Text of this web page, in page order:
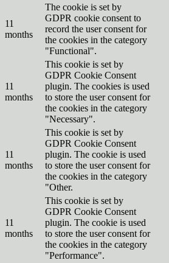
11
months
The cookie is set by
GDPR cookie consent to
record the user consent for
the cookies in the category
"Functional".
11
months
This cookie is set by
GDPR Cookie Consent
plugin. The cookies is used
to store the user consent for
the cookies in the category
"Necessary".
11
months
This cookie is set by
GDPR Cookie Consent
plugin. The cookie is used
to store the user consent for
the cookies in the category
"Other.
11
months
This cookie is set by
GDPR Cookie Consent
plugin. The cookie is used
to store the user consent for
the cookies in the category
"Performance".